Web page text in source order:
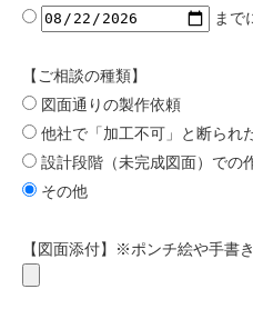
まで
【ご相談の種類】
図面通りの製作依頼
他社で「加工不可」と断られ
設計段階（未完成図面）での
その他
【図面添付】※ポンチ絵や手書